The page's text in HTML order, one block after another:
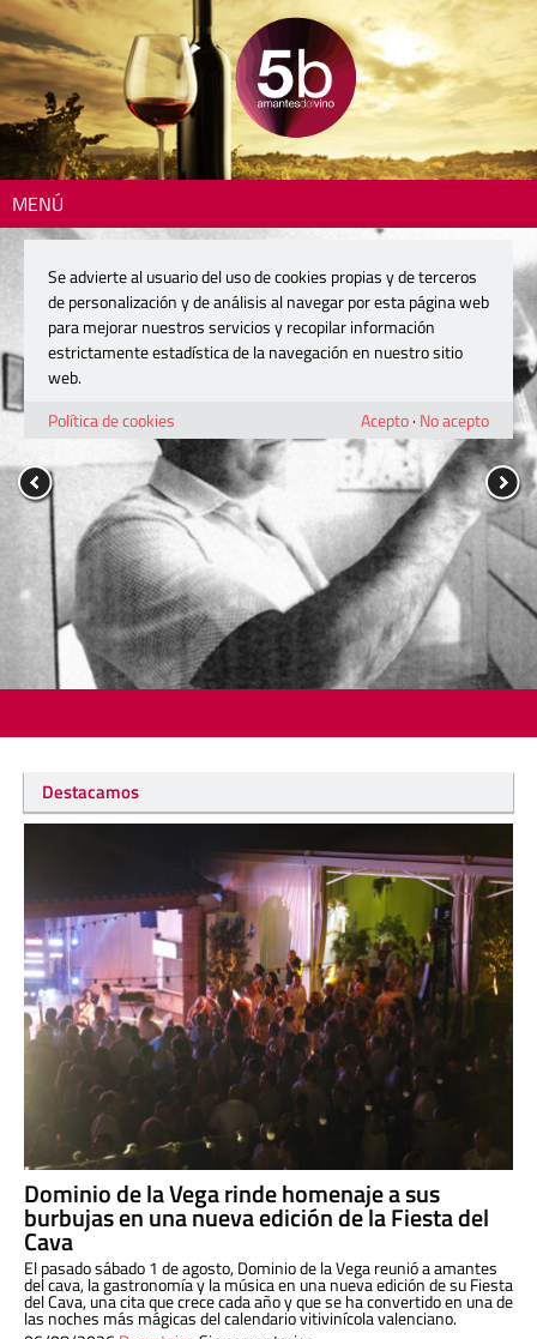
MENÚ
Destacamos
Dominio de la Vega rinde homenaje a sus
burbujas en una nueva edición de la Fiesta del
Cava
El pasado sábado 1 de agosto, Dominio de la Vega reunió a amantes
del cava, la gastronomía y la música en una nueva edición de su Fiesta
del Cava, una cita que crece cada año y que se ha convertido en una de
las noches más mágicas del calendario vitivinícola valenciano.
Se advierte al usuario del uso de cookies propias y de terceros
de personalización y de análisis al navegar por esta página web
para mejorar nuestros servicios y recopilar información
estrictamente estadística de la navegación en nuestro sitio
web.
Política de cookies
Acepto· No acepto